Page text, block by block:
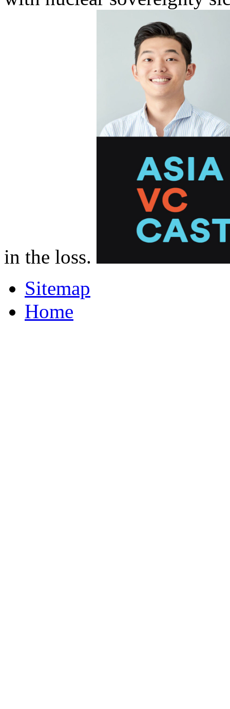
in the loss.
Sitemap
Home